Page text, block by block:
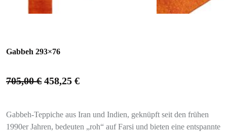
Gabbeh 293×76
705,00€ 458,25 €
Gabbeh-Teppiche aus Iran und Indien, geknüpft seit den frühen
1990er Jahren, bedeuten „roh“ auf Farsi und bieten eine entspannte